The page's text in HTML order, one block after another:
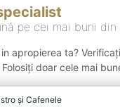
și Cafenele
pe cei mai buni
apropierea ta?
doar cele mai